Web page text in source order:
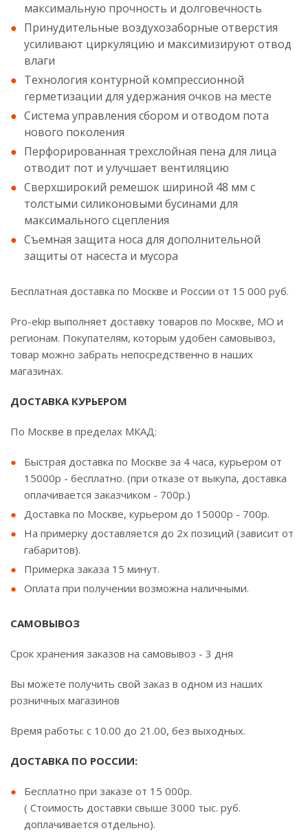
максимальную прочность и долговечность
Принудительные воздухозаборные отверстия
усиливают циркуляцию и максимизируют отвод
влаги
Технология контурной компрессионной
герметизации для удержания очков на месте
Система управления сбором и отводом пота
нового поколения
Перфорированная трехслойная пена для лица
отводит пот и улучшает вентиляцию
Сверхширокий ремешок шириной 48 мм с
толстыми силиконовыми бусинами для
максимального сцепления
Съемная защита носа для дополнительной
защиты от насеста и мусора
Бесплатная доставка по Москве и России от 15 000 руб.
Pro-ekip выполняет доставку товаров по Москве, МО и
регионам. Покупателям, которым удобен самовывоз,
товар можно забрать непосредственно в наших
магазинах.
ДОСТАВКА КУРЬЕРОМ
По Москве в пределах МКАД:
Быстрая доставка по Москве за 4 часа, курьером от
15000р - бесплатно. (при отказе от выкупа, доставка
оплачивается заказчиком - 700р.)
Доставка по Москве, курьером до 15000р - 700р.
На примерку доставляется до 2х позиций (зависит от
габаритов).
Примерка заказа 15 минут.
Оплата при получении возможна наличными.
САМОВЫВОЗ
Срок хранения заказов на самовывоз - 3 дня
Вы можете получить свой заказ в одном из наших
розничных магазинов
Время работы: с 10.00 до 21.00, без выходных.
ДОСТАВКА ПО РОССИИ:
Бесплатно при заказе от 15 000р.
( Стоимость доставки свыше 3000 тыс. руб.
доплачивается отдельно).